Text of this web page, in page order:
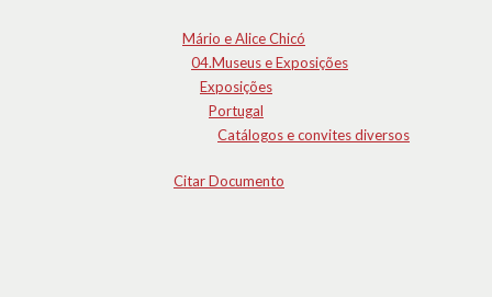
Mário e Alice Chicó
04.Museus e Exposições
Exposições
Portugal
Catálogos e convites diversos
Citar Documento